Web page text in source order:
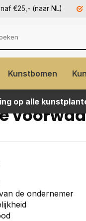
€25,- (naar NL)
Kunstbomen
op alle
de ondernemer